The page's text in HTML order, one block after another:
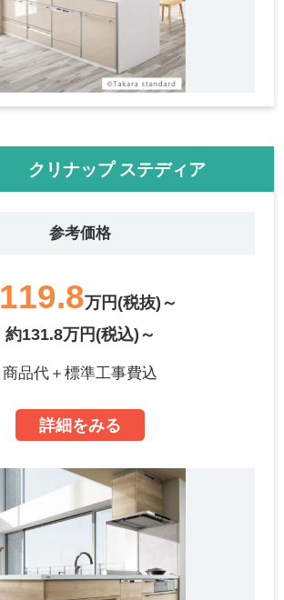
クリナップ ステディア
参考価格
119.8万円(税抜)～
約131.8万円(税込)～
商品代＋標準工事費込
詳細をみる